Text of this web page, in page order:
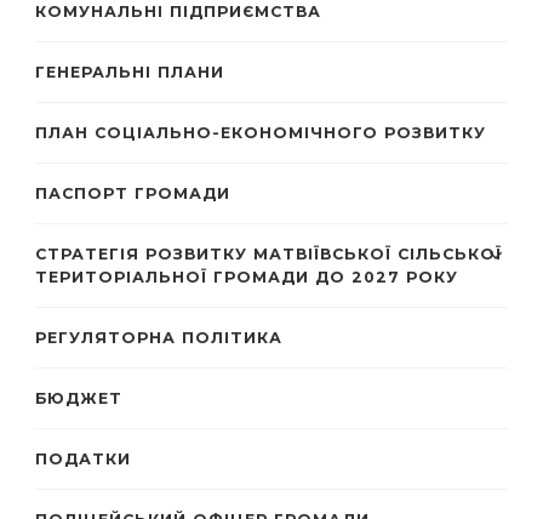
КОМУНАЛЬНІ ПІДПРИЄМСТВА
ГЕНЕРАЛЬНІ ПЛАНИ
ПЛАН СОЦІАЛЬНО-ЕКОНОМІЧНОГО РОЗВИТКУ
ПАСПОРТ ГРОМАДИ
СТРАТЕГІЯ РОЗВИТКУ МАТВІЇВСЬКОЇ СІЛЬСЬКОЇ
ТЕРИТОРІАЛЬНОЇ ГРОМАДИ ДО 2027 РОКУ
РЕГУЛЯТОРНА ПОЛІТИКА
БЮДЖЕТ
ПОДАТКИ